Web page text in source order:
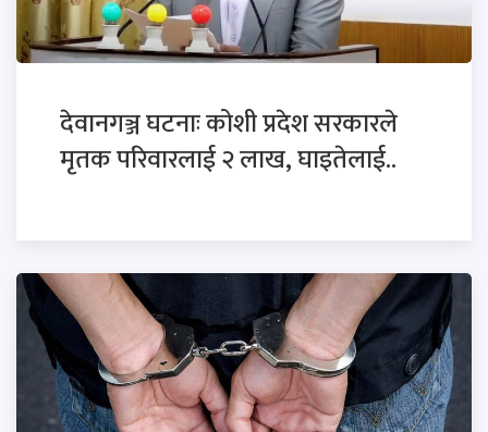
देवानगञ्ज घटनाः कोशी प्रदेश सरकारले
मृतक परिवारलाई २ लाख, घाइतेलाई..